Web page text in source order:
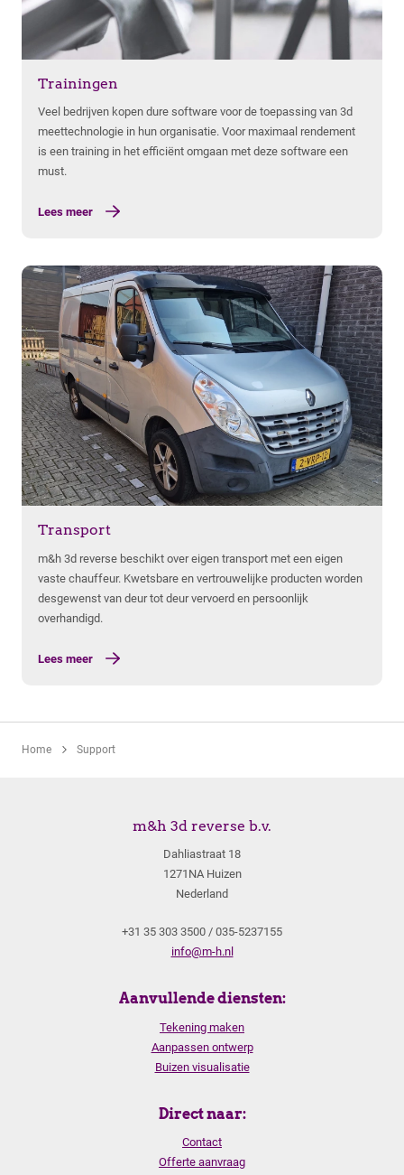
Lees meer
Trainingen
Veel bedrijven kopen dure software voor de toepassing van 3d
meettechnologie in hun organisatie. Voor maximaal rendement
is een training in het efficiënt omgaan met deze software een
must.
Lees meer
Lees meer
Transport
m&h 3d reverse beschikt over eigen transport met een eigen
vaste chauffeur. Kwetsbare en vertrouwelijke producten worden
desgewenst van deur tot deur vervoerd en persoonlijk
overhandigd.
Lees meer
Home Support
m&h 3d reverse b.v.
Dahliastraat 18
1271NA Huizen
Nederland
+31 35 303 3500 / 035-5237155
info@m-h.nl
Aanvullende diensten:
Tekening maken
Aanpassen ontwerp
Buizen visualisatie
Direct naar:
Contact
Offerte aanvraag